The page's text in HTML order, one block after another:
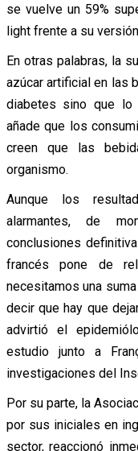
se vuelve un 59%
light frente a su versión
En otras palabras, la
azúcar artificial en las
diabetes sino que lo
añade que los
creen que las
organismo.
Aunque los
alarmantes, de
conclusiones
francés pone de
necesitamos una
decir que hay que
advirtió el
estudio junto a
investigaciones del
Por su parte, la
por sus iniciales en
sector, reaccionó